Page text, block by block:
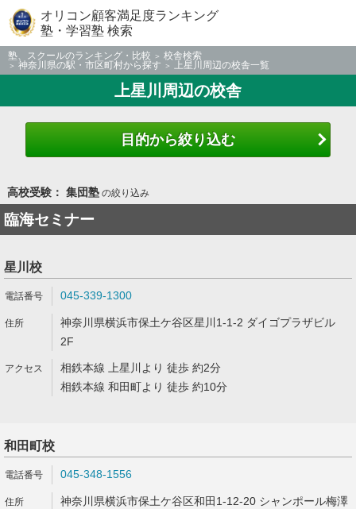
オリコン顧客満足度ランキング
塾・学習塾 検索
塾、スクールのランキング・比較
校舎検索
神奈川県の駅・市区町村から探す
上星川周辺の校舎一覧
上星川周辺の校舎
目的から絞り込む
高校受験： 集団塾の絞り込み
臨海セミナー
星川校
045-339-1300
神奈川県横浜市保土ケ谷区星川1-1-2 ダイゴプラザビル
2F
相鉄本線 上星川より 徒歩 約2分
相鉄本線 和田町より 徒歩 約10分
和田町校
045-348-1556
神奈川県横浜市保土ケ谷区和田1-12-20 シャンポール梅澤